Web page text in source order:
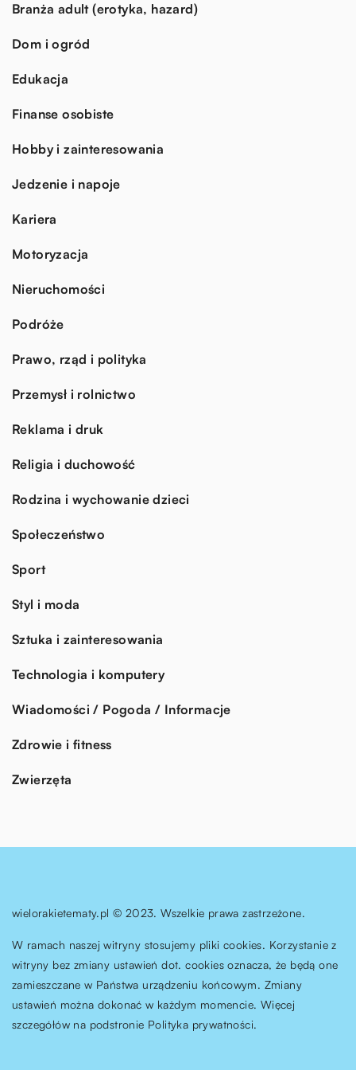
Branża adult (erotyka, hazard)
Dom i ogród
Edukacja
Finanse osobiste
Hobby i zainteresowania
Jedzenie i napoje
Kariera
Motoryzacja
Nieruchomości
Podróże
Prawo, rząd i polityka
Przemysł i rolnictwo
Reklama i druk
Religia i duchowość
Rodzina i wychowanie dzieci
Społeczeństwo
Sport
Styl i moda
Sztuka i zainteresowania
Technologia i komputery
Wiadomości / Pogoda / Informacje
Zdrowie i fitness
Zwierzęta
wielorakietematy.pl © 2023. Wszelkie prawa zastrzeżone.
W ramach naszej witryny stosujemy pliki cookies. Korzystanie z
witryny bez zmiany ustawień dot. cookies oznacza, że będą one
zamieszczane w Państwa urządzeniu końcowym. Zmiany
ustawień można dokonać w każdym momencie. Więcej
szczegółów na podstronie Polityka prywatności.